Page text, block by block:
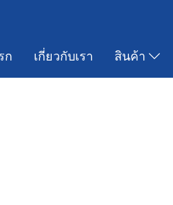
ก เกี่ยวกับเรา สินค้า